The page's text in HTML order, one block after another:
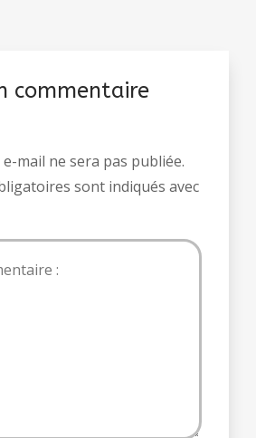
commentaire
mail ne sera pas publiée.
sont indiqués avec